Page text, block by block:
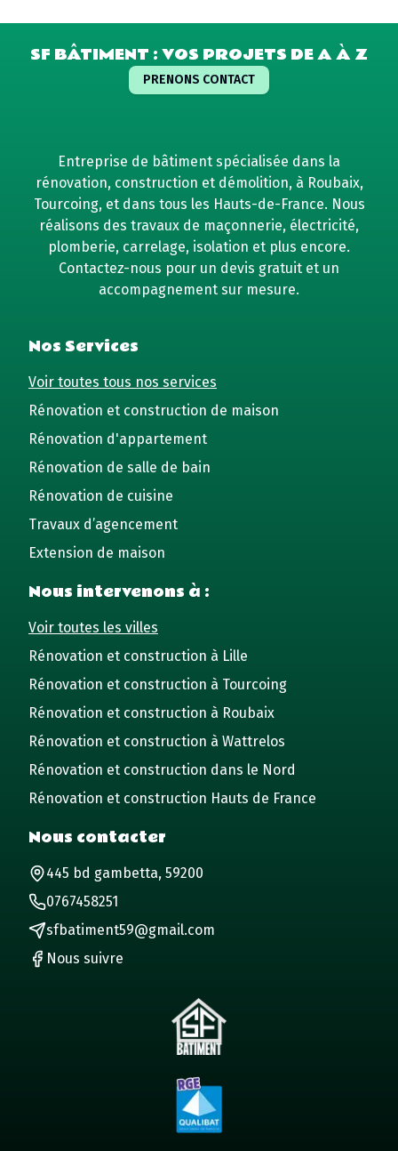
SF BÂTIMENT : VOS PROJETS DE A À Z
PRENONS CONTACT
Entreprise de bâtiment spécialisée dans la
rénovation, construction et démolition, à Roubaix,
Tourcoing, et dans tous les Hauts-de-France. Nous
réalisons des travaux de maçonnerie, électricité,
plomberie, carrelage, isolation et plus encore.
Contactez-nous pour un devis gratuit et un
accompagnement sur mesure.
Nos Services
Voir toutes tous nos services
Rénovation et construction de maison
Rénovation d'appartement
Rénovation de salle de bain
Rénovation de cuisine
Travaux d’agencement
Extension de maison
Nous intervenons à :
Voir toutes les villes
Rénovation et construction à Lille
Rénovation et construction à Tourcoing
Rénovation et construction à Roubaix
Rénovation et construction à Wattrelos
Rénovation et construction dans le Nord
Rénovation et construction Hauts de France
Nous contacter
445 bd gambetta, 59200
0767458251
sfbatiment59@gmail.com
Nous suivre